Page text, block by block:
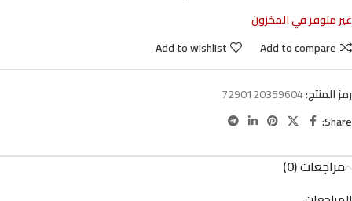
غير متوفر في المخزون
Add to compare
Add to wishlist
رمز المنتج:7290120359604
Share:
مراجعات (0)